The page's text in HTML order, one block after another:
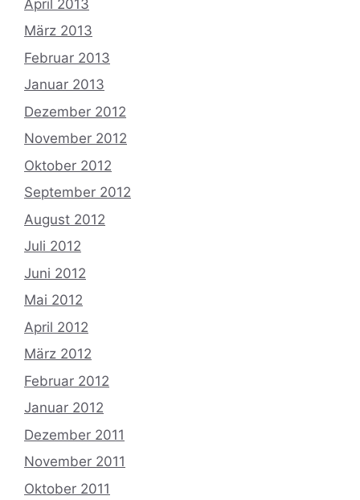
April 2013
März 2013
Februar 2013
Januar 2013
Dezember 2012
November 2012
Oktober 2012
September 2012
August 2012
Juli 2012
Juni 2012
Mai 2012
April 2012
März 2012
Februar 2012
Januar 2012
Dezember 2011
November 2011
Oktober 2011